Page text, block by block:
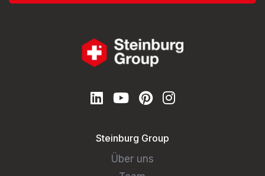
Steinburg Group
Über uns